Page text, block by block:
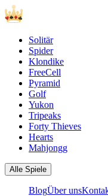
Solitär
Spider
Klondike
FreeCell
Pyramid
Golf
Yukon
Tripeaks
Forty Thieves
Hearts
Mahjongg
Alle Spiele
BlogÜber uns